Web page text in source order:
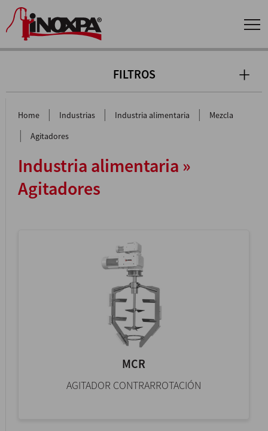
FILTROS
Home | Industrias | Industria alimentaria | Mezcla
| Agitadores
Industria alimentaria »
Agitadores
MCR
AGITADOR CONTRARROTACIÓN